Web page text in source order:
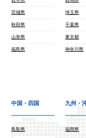
宮城県
秋田県
山形県
福島県
埼玉県
千葉県
東京都
神奈川県
中国・四国
鳥取県
九州・
福岡県